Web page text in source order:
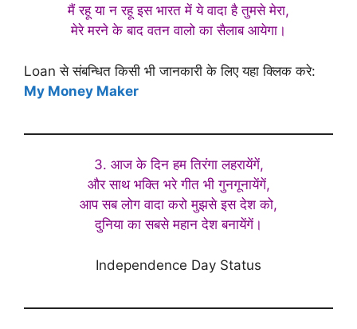
मैं रहू या न रहू इस भारत में ये वादा है तुमसे मेरा,
मेरे मरने के बाद वतन वालो का सैलाब आयेगा।
Loan से संबन्धित किसी भी जानकारी के लिए यहा क्लिक करे:
My Money Maker
3. आज के दिन हम तिरंगा लहरायेंगें,
और साथ भक्ति भरे गीत भी गुनगूनायेंगें,
आप सब लोग वादा करो मुझसे इस देश को,
दुनिया का सबसे महान देश बनायेंगें।
Independence Day Status